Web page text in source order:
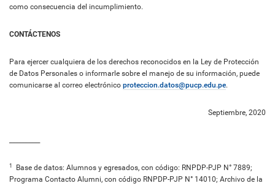
como consecuencia del incumplimiento.
CONTÁCTENOS
Para ejercer cualquiera de los derechos reconocidos en la Ley de Protección
de Datos Personales o informarle sobre el manejo de su información, puede
comunicarse al correo electrónico proteccion.datos@pucp.edu.pe.
Septiembre, 2020
1
Base de datos: Alumnos y egresados, con código: RNPDP-PJP N° 7889;
Programa Contacto Alumni, con código RNPDP-PJP N° 14010; Archivo de la